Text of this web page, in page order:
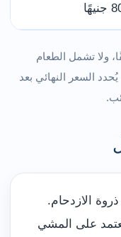
ولا تشمل الطعام
السعر النهائي بعد
الازدحام.
على المشي